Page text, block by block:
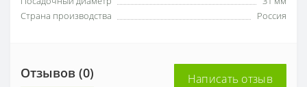
Страна производства
Россия
Отзывов (0) Написать отзыв